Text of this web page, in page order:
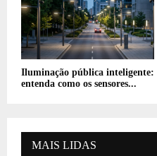
Iluminação pública inteligente:
entenda como os sensores...
MAIS LIDAS